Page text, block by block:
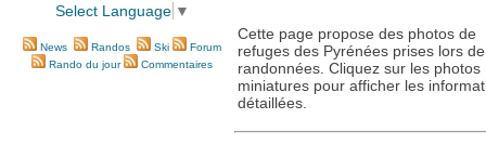
Select Language ▼
News Randos Ski
Forum
Rando du jour
Commentaires
Cette page propose des photos de
refuges des Pyrénées prises lors
randonnées. Cliquez sur les photos
miniatures pour afficher les
détaillées.